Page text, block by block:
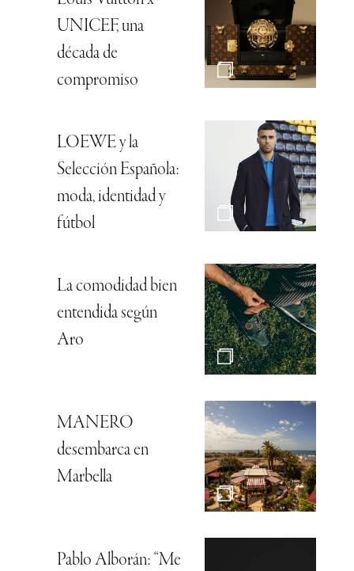
UNICEF, una
década de
compromiso
LOEWE y la
Selección Española:
moda, identidad y
fútbol
La comodidad bien
entendida según
Aro
MANERO
desembarca en
Marbella
Pablo Alborán: “Me